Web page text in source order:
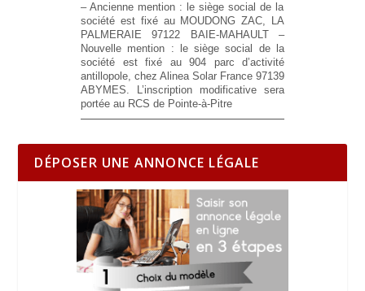
– Ancienne mention : le siège social de la
société est fixé au MOUDONG ZAC, LA
PALMERAIE 97122 BAIE-MAHAULT–
Nouvelle mention :
le siège social de la
société est fixé au 904 parc d’activité
antillopole, chez Alinea Solar France 97139
ABYMES. L’inscription modificative sera
portée au RCS de Pointe-à-Pitre
DÉPOSER UNE ANNONCE LÉGALE